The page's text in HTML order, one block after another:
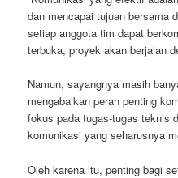
dan mencapai tujuan bersama
setiap anggota tim dapat
terbuka, proyek akan berjalan
Namun, sayangnya masih
mengabaikan peran penting
fokus pada tugas-tugas teknis
komunikasi yang seharusnya
Oleh karena itu, penting bagi